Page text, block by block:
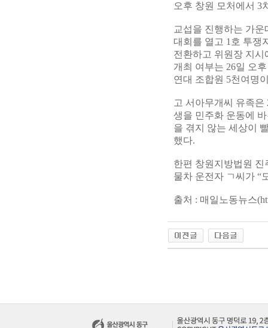
오후 창원 모처에서 3
교섭을 진행하는 가
대회를 열고 1호 투쟁
전환하고 위원장 지
개최 여부는 26일 오
연대 조합원 5천여명
고 서아무개씨 유족
생을 민주화 운동에
을 겪지 않는 세상이
했다.
한편 창원지방법원
물차 운전자 ㄱ씨가 “
출처 : 매일노동뉴스(